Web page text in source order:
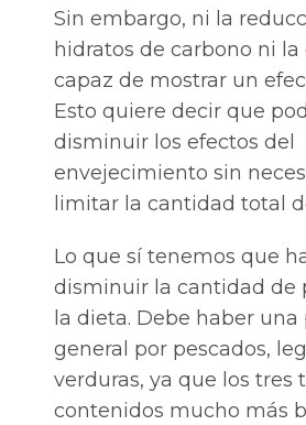
Sin embargo, ni la
hidratos de carbono ni la
capaz de mostrar un
Esto quiere decir que
disminuir los efectos del
envejecimiento sin
limitar la cantidad total
Lo que sí tenemos que
disminuir la cantidad de
la dieta. Debe haber una
general por pescados,
verduras, ya que los tres
contenidos mucho más